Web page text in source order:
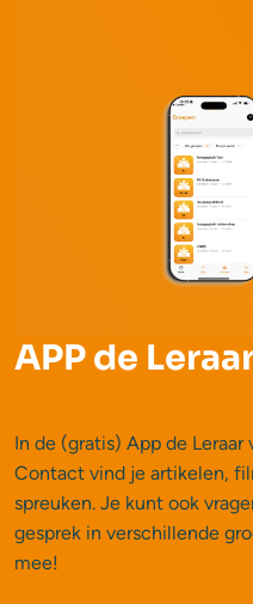
APP de
In de (gratis) App de
Contact vind je artikelen,
spreuken. Je kunt ook
gesprek in verschillende
mee!